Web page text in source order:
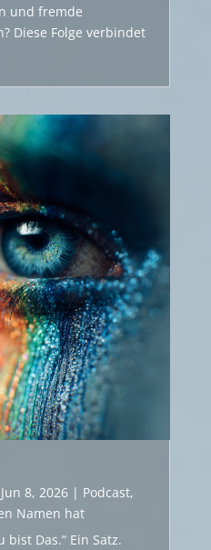
und fremde
Diese Folge verbindet
Jun 8, 2026| Podcast,
Namen hat
bist Das.“ Ein Satz.